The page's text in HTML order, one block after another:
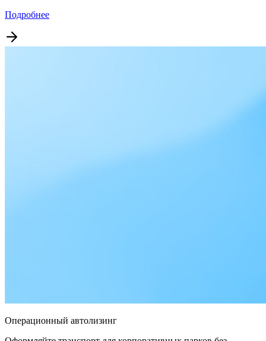
Подробнее
Операционный автолизинг